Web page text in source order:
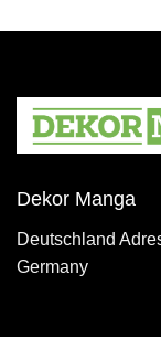
Dekor Manga
Deutschland
Germany